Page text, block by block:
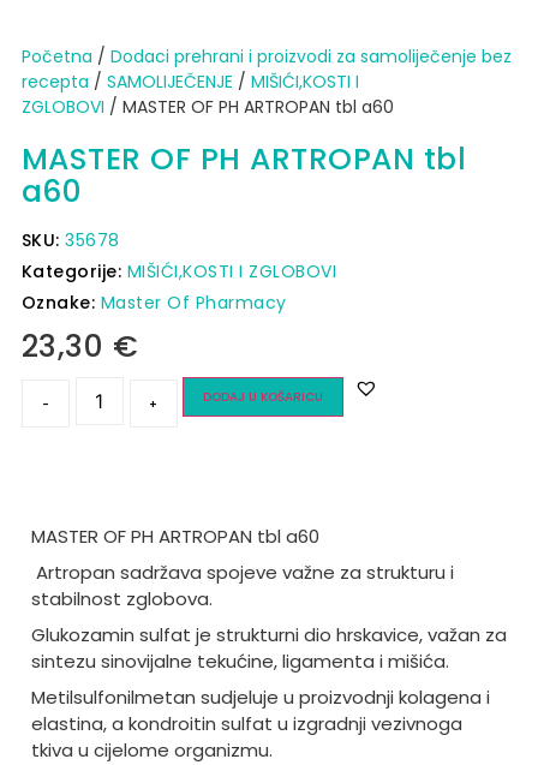
Početna / Dodaci prehrani i proizvodi za samoliječenje bez
recepta / SAMOLIJEČENJE / MIŠIĆI,KOSTI I
ZGLOBOVI / MASTER OF PH ARTROPAN tbl a60
MASTER OF PH ARTROPAN tbl
a60
SKU:35678
Kategorije: MIŠIĆI,KOSTI I ZGLOBOVI
Oznake: Master Of Pharmacy
23,30 €
- + DODAJ U KOŠARICU
MASTER OF PH ARTROPAN tbl a60
Artropan sadržava spojeve važne za strukturu i
stabilnost zglobova.
Glukozamin sulfat je strukturni dio hrskavice, važan za
sintezu sinovijalne tekućine, ligamenta i mišića.
Metilsulfonilmetan sudjeluje u proizvodnji kolagena i
elastina, a kondroitin sulfat u izgradnji vezivnoga
tkiva u cijelome organizmu.